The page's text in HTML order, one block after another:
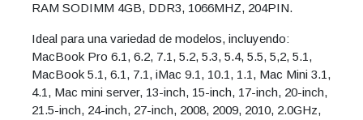
RAM SODIMM 4GB, DDR3, 1066MHZ, 204PIN.
Ideal para una variedad de modelos, incluyendo:
MacBook Pro 6.1, 6.2, 7.1, 5.2, 5.3, 5.4, 5.5, 5,2, 5.1,
MacBook 5.1, 6.1, 7.1, iMac 9.1, 10.1, 1.1, Mac Mini 3.1,
4.1, Mac mini server, 13-inch, 15-inch, 17-inch, 20-inch,
21.5-inch, 24-inch, 27-inch, 2008, 2009, 2010, 2.0GHz,